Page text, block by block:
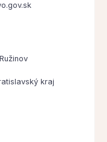
kraj